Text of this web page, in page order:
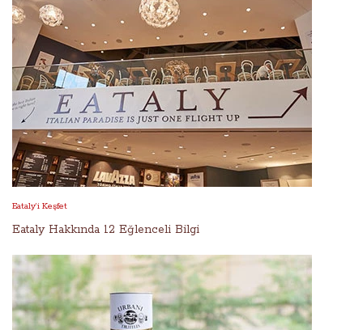
Eataly’i Keşfet
Eataly Hakkında 12 Eğlenceli Bilgi